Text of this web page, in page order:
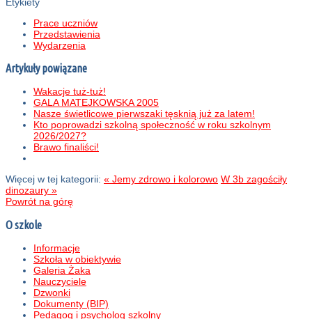
Prace uczniów
Przedstawienia
Wydarzenia
Artykuły powiązane
Wakacje tuż-tuż!
GALA MATEJKOWSKA 2005
Nasze świetlicowe pierwszaki tęsknią już za latem!
Kto poprowadzi szkolną społeczność w roku szkolnym
2026/2027?
Brawo finaliści!
Więcej w tej kategorii: « Jemy zdrowo i kolorowo W 3b zagościły
dinozaury »
Powrót na górę
O szkole
Informacje
Szkoła w obiektywie
Galeria Żaka
Nauczyciele
Dzwonki
Dokumenty (BIP)
Pedagog i psycholog szkolny